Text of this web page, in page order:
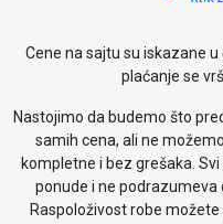
Cene na sajtu su iskazane
plaćanje se
Nastojimo da budemo što
samih cena, ali ne
kompletne i bez grešaka.
ponude i ne podrazumeva
Raspoloživost robe